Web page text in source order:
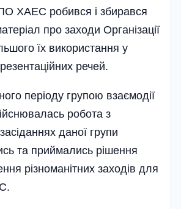
ХАЕС робився і збирався
про заходи Організації
їх використання у
речей.
періоду групою взаємодії
робота з
даної групи
та приймались рішення
різноманітних заходів для